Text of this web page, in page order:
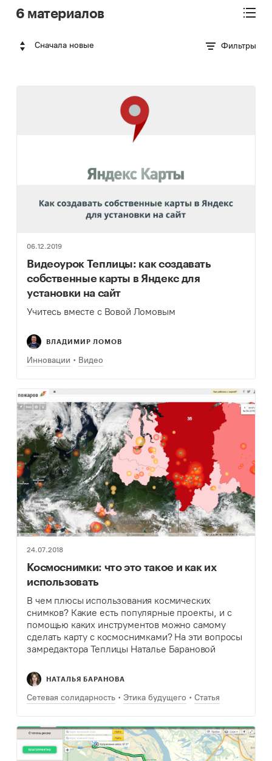
6 материалов
Сначала новые Фильтры
06.12.2019
Видеоурок Теплицы: как создавать
собственные карты в Яндекс для
установки на сайт
Учитесь вместе с Вовой Ломовым
ВЛАДИМИР ЛОМОВ
Инновации Видео
24.07.2018
Космоснимки: что это такое и как их
использовать
В чем плюсы использования космических
снимков? Какие есть популярные проекты, и с
помощью каких инструментов можно самому
сделать карту с космоснимками? На эти вопросы
замредактора Теплицы Наталье Барановой
института науки и технологий, генеральный
директор стартапа Geoalert…
НАТАЛЬЯ БАРАНОВА
Сетевая солидарность Этика будущего Статья